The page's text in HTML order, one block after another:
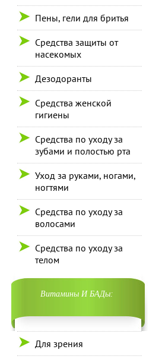
Пены, гели для бритья
Средства защиты от
насекомых
Дезодоранты
Средства женской
гигиены
Средства по уходу за
зубами и полостью рта
Уход за руками, ногами,
ногтями
Средства по уходу за
волосами
Средства по уходу за
телом
Витамины И БАДы:
Для зрения